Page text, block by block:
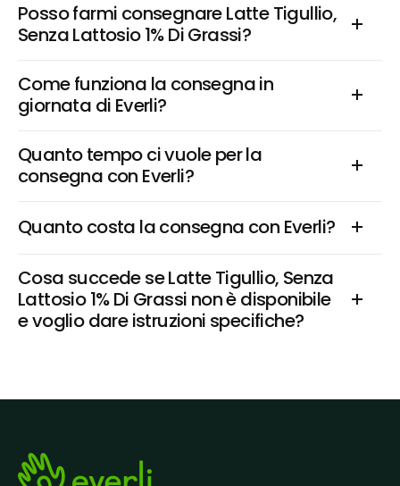
Posso farmi consegnare Latte Tigullio,
Senza Lattosio 1% Di Grassi?
Come funziona la consegna in
giornata di Everli?
Quanto tempo ci vuole per la
consegna con Everli?
Quanto costa la consegna con Everli?
Cosa succede se Latte Tigullio, Senza
Lattosio 1% Di Grassi non è disponibile
e voglio dare istruzioni specifiche?